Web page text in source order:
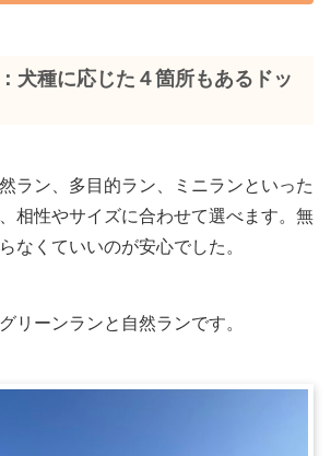
犬種に応じた４箇所もあるドッ
ラン、多目的ラン、ミニランといった
相性やサイズに合わせて選べます。無
なくていいのが安心でした。
リーンランと自然ランです。